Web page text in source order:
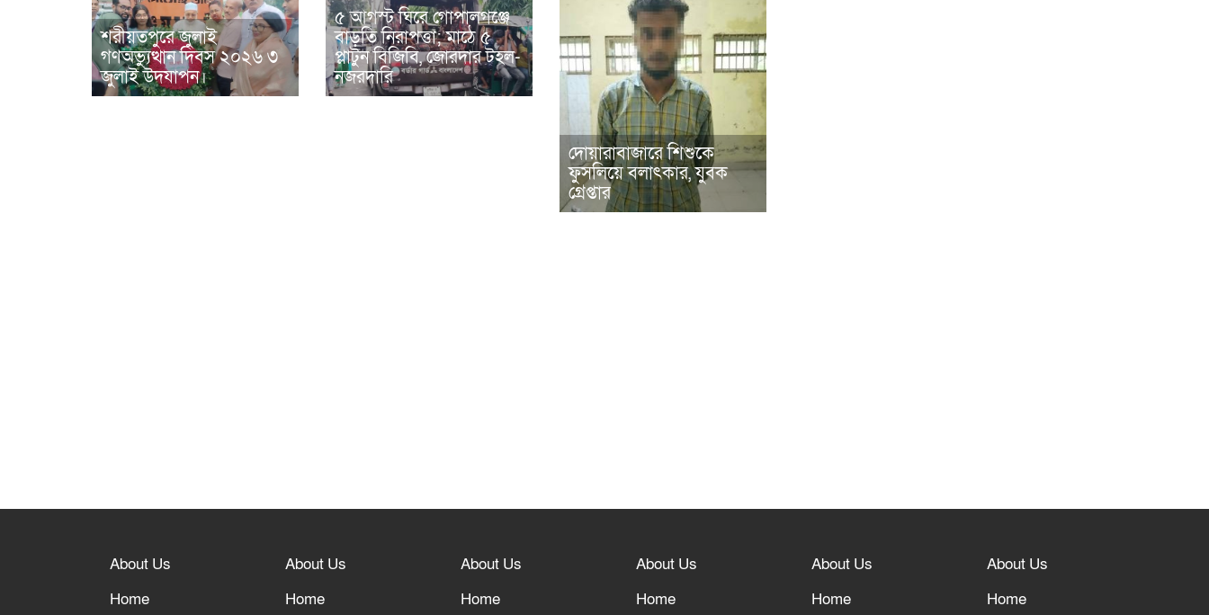
শরীয়তপুরে জুলাই
গণঅভ্যুত্থান দিবস ২০২৬ ৩
জুলাই উদযাপন।
৫ আগস্ট ঘিরে গোপালগঞ্জে
বাড়তি নিরাপত্তা; মাঠে ৫
প্লাটুন বিজিবি, জোরদার টহল-
নজরদারি
দোয়ারাবাজারে শিশুকে
ফুসলিয়ে বলাৎকার, যুবক
গ্রেপ্তার
About Us
Home
About Us
Home
About Us
Home
About Us
Home
About Us
Home
About Us
Home